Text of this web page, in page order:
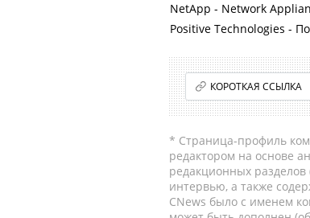
NetApp - Network
Positive Technologies -
КОРОТКАЯ ССЫЛКА
* Страница-профиль
редактором на основе
редакционных разделов
интервью, а также
CNews было с именем